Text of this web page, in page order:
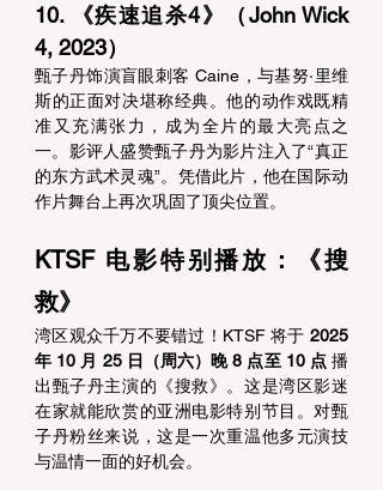
10. 《疾速追杀4》（John Wick
4, 2023）
甄子丹饰演盲眼刺客 Caine，与基努·里维
斯的正面对决堪称经典。他的动作戏既精
准又充满张力，成为全片的最大亮点之
一。影评人盛赞甄子丹为影片注入了“真正
的东方武术灵魂”。凭借此片，他在国际动
作片舞台上再次巩固了顶尖位置。
KTSF 电影特别播放：《搜
救》
湾区观众千万不要错过！KTSF 将于 2025
年 10 月 25 日（周六）晚 8 点至 10 点 播
出甄子丹主演的《搜救》。这是湾区影迷
在家就能欣赏的亚洲电影特别节目。对甄
子丹粉丝来说，这是一次重温他多元演技
与温情一面的好机会。